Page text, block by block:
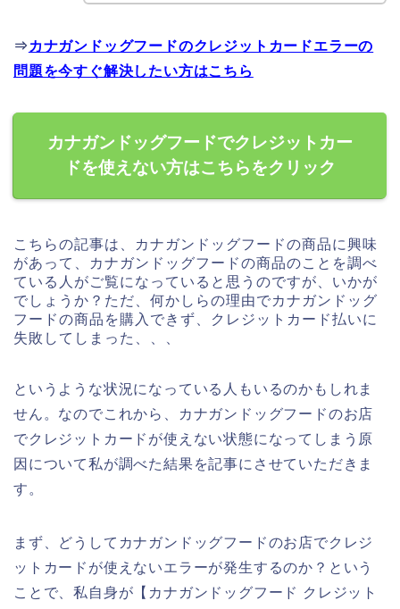
⇒ カナガンドッグフードのクレジットカードエラーの
問題を今すぐ解決したい方はこちら
カナガンドッグフードでクレジットカー
ドを使えない方はこちらをクリック
こちらの記事は、カナガンドッグフードの商品に興味
があって、カナガンドッグフードの商品のことを調べ
ている人がご覧になっていると思うのですが、いかが
でしょうか？ただ、何かしらの理由でカナガンドッグ
フードの商品を購入できず、クレジットカード払いに
失敗してしまった、、、
というような状況になっている人もいるのかもしれま
せん。なのでこれから、カナガンドッグフードのお店
でクレジットカードが使えない状態になってしまう原
因について私が調べた結果を記事にさせていただきま
す。
まず、どうしてカナガンドッグフードのお店でクレジ
ットカードが使えないエラーが発生するのか？という
ことで、私自身が【カナガンドッグフード クレジット